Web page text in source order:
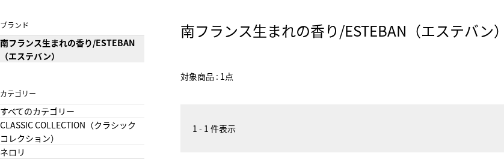
南フランス生まれの香り/ESTEBAN（エステバン
対象商品 : 1点
ブランド
南フランス生まれの香り/ESTEBAN
（エステバン）
カテゴリー
すべてのカテゴリー
CLASSIC COLLECTION（クラシック
コレクション）
ネロリ
1 - 1 件表示